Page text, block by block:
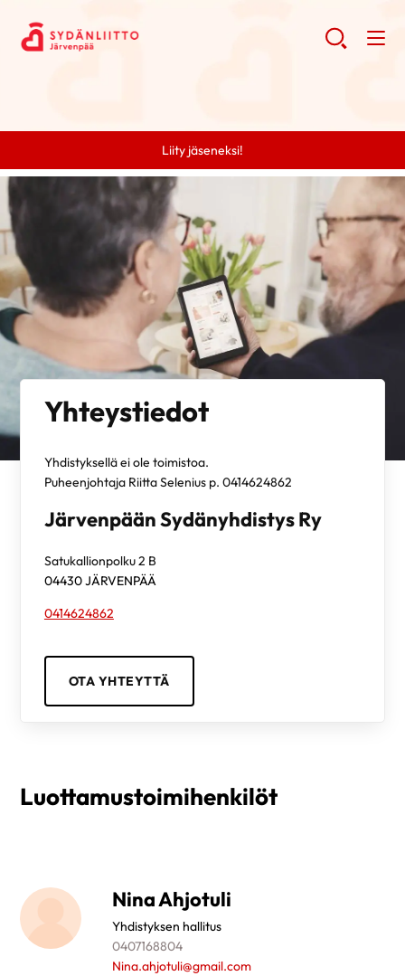
Liity jäseneksi!
Yhteystiedot
Yhdistyksellä ei ole toimistoa.
Puheenjohtaja Riitta Selenius p. 0414624862
Järvenpään Sydänyhdistys Ry
Satukallionpolku 2 B
04430JÄRVENPÄÄ
0414624862
OTA YHTEYTTÄ
Luottamustoimihenkilöt
Nina Ahjotuli
Yhdistyksen hallitus
0407168804
Nina.ahjotuli@gmail.com